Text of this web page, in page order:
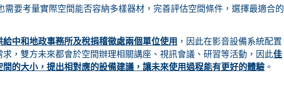
需要考量實際空間能否容納多樣器材，完善評估空間條件，選擇最適合的
中和地政事務所及稅捐稽徵處兩個單位使用 ，因此在影音設備系統配置
，雙方未來都會於空間辦理相關講座、視訊會議、研習等活動，因此佳
的大小，提出相對應的設備建議，讓未來使用過程能有更好的體驗 。